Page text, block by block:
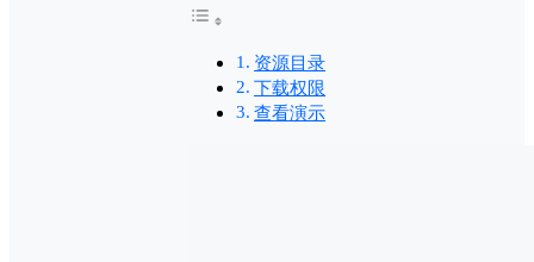
资源目录
下载权限
查看演示